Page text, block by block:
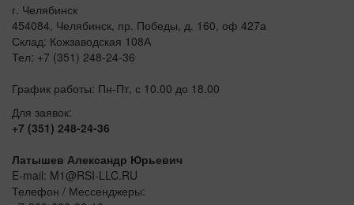
г. Челябинск
454084, Челябинск, пр. Победы, д. 160, оф 427а
Склад: Кожзаводская 108А
Тел: +7 (351) 248-24-36
График работы: Пн-Пт, с 10.00 до 18.00
Для заявок:
+7 (351) 248-24-36
Латышев Александр Юрьевич
E-mail: M1@RSI-LLC.RU
Телефон / Мессенджеры: